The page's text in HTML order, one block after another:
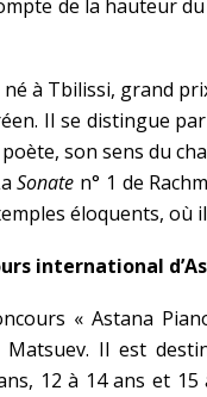
de la hauteur
né à Tbilissi, grand
Il se distingue
son sens du
Sonate n° 1 de
éloquents, où
international
« Astana
Matsuev. Il est
12 à 14 ans et